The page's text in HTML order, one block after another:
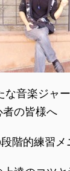
な音楽ジャ
者の皆様へ
階的練習メ